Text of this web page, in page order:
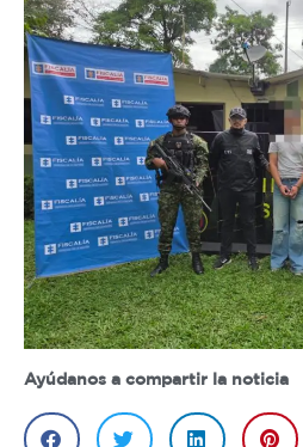
Ayúdanos a compartir la noticia